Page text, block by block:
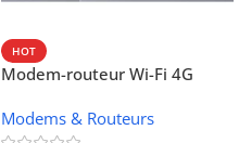
HOT
Modem-routeur Wi-Fi 4G
Modems & Routeurs